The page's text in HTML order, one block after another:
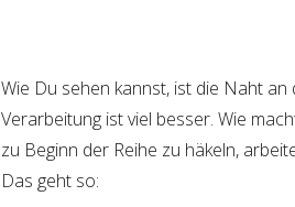
Wie Du sehen kannst, ist die Naht
Verarbeitung ist viel besser. Wie
zu Beginn der Reihe zu häkeln,
Das geht so: